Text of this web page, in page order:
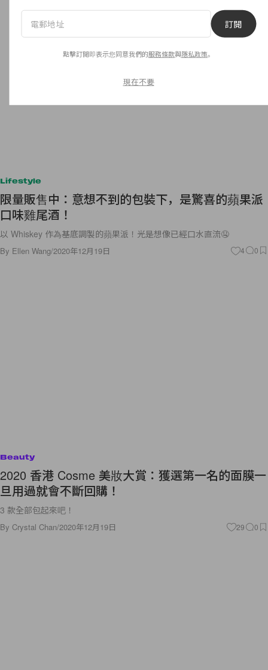
Lifestyle
限量販售中：意想不到的包裝下，是驚喜的蘋果派
口味雞尾酒！
以 Whiskey 作為基底調製的蘋果派！光是想像已經口水直流🤤
By Ellen Wang/2020年12月19日 4 0
Beauty
2020 香港 Cosme 美妝大賞：獲選第一名的面膜一
旦用過就會不斷回購！
3 款全部包起來吧！
By Crystal Chan/2020年12月19日 29 0
訂閱
點擊訂閱即表示您同意我們的服務條款與隱私政策。
現在不要